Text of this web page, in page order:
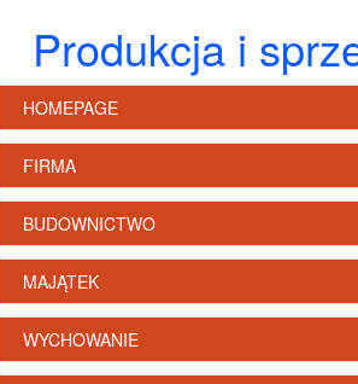
Produkcja i
HOMEPAGE
FIRMA
BUDOWNICTWO
MAJĄTEK
WYCHOWANIE